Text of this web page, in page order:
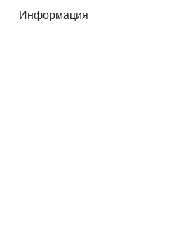
Информация